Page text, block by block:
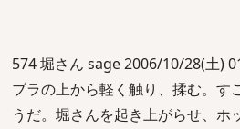
574 堀さん sage 2006/10/28(土)
ブラの上から軽く触り、揉む。す
うだ。堀さんを起き上がらせ、ホ